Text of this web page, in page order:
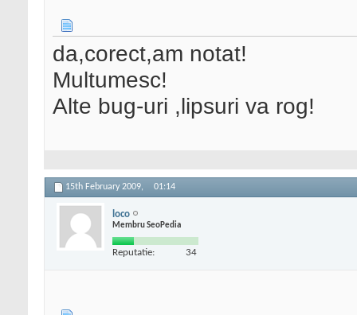
da,corect,am notat!
Multumesc!
Alte bug-uri ,lipsuri va rog!
15th February 2009, 01:14
loco
Membru SeoPedia
Reputatie: 34